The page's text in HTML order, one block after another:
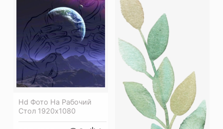
Hd Фото На Рабочий
Стол 1920х1080